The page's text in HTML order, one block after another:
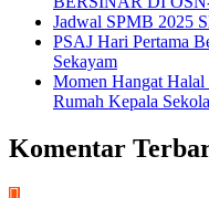
Jadwal SPMB 2025
PSAJ Hari Pertama
Sekayam
Momen Hangat
Rumah Kepala
Komentar